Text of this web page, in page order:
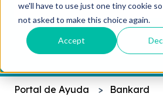
we'll have to use just one tiny cookie
not asked to make this choice again.
Accept
No hay sugerencias porque
Portal de Ayuda Bankard